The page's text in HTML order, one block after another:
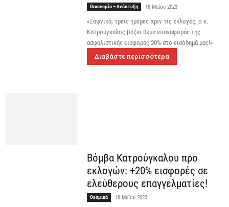
Οικονομία – Ανάπτυξη 18 Μαΐου 2023
«Ξαφνικά, τρεις ημέρες πριν τις εκλογές, ο κ.
Κατρούγκαλος βάζει θέμα επαναφοράς της
ασφαλιστικής εισφοράς 20% στο εισόδημά μας!»
Διαβάστε περισσότερα
Βόμβα Κατρούγκαλου προ
εκλογών: +20% εισφορές σε
ελεύθερους επαγγελματίες!
Θεσμικά 18 Μαΐου 2023